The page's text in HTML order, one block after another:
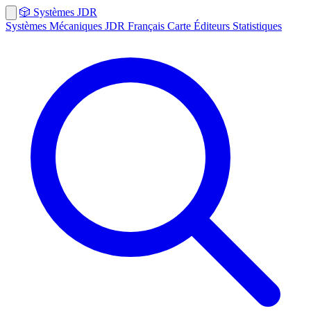
🎲 Systèmes JDR
Systèmes Mécaniques JDR Français Carte Éditeurs Statistiques